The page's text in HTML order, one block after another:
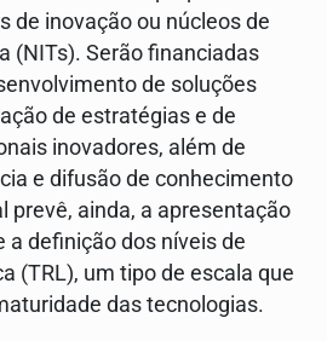
de inovação ou núcleos de
(NITs). Serão financiadas
de soluções
de estratégias e de
inovadores, além de
e difusão de conhecimento
prevê, ainda, a apresentação
a definição dos níveis de
(TRL), um tipo de escala que
das tecnologias.